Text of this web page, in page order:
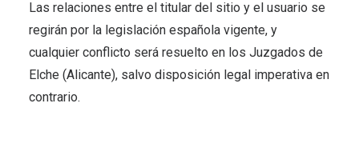
Las relaciones entre el titular del sitio y el usuario se
regirán por la legislación española vigente, y
cualquier conflicto será resuelto en los Juzgados de
Elche (Alicante), salvo disposición legal imperativa en
contrario.